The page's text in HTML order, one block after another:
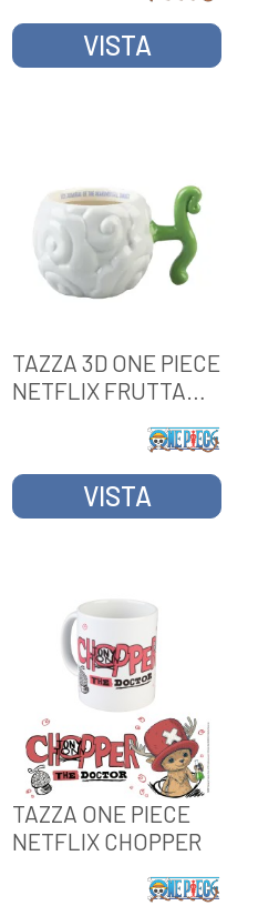
ONE PIECE GEAR 5
VISTA
TAZZA 3D ONE PIECE
NETFLIX FRUTTA
VISTA
TAZZA ONE PIECE
NETFLIX CHOPPER